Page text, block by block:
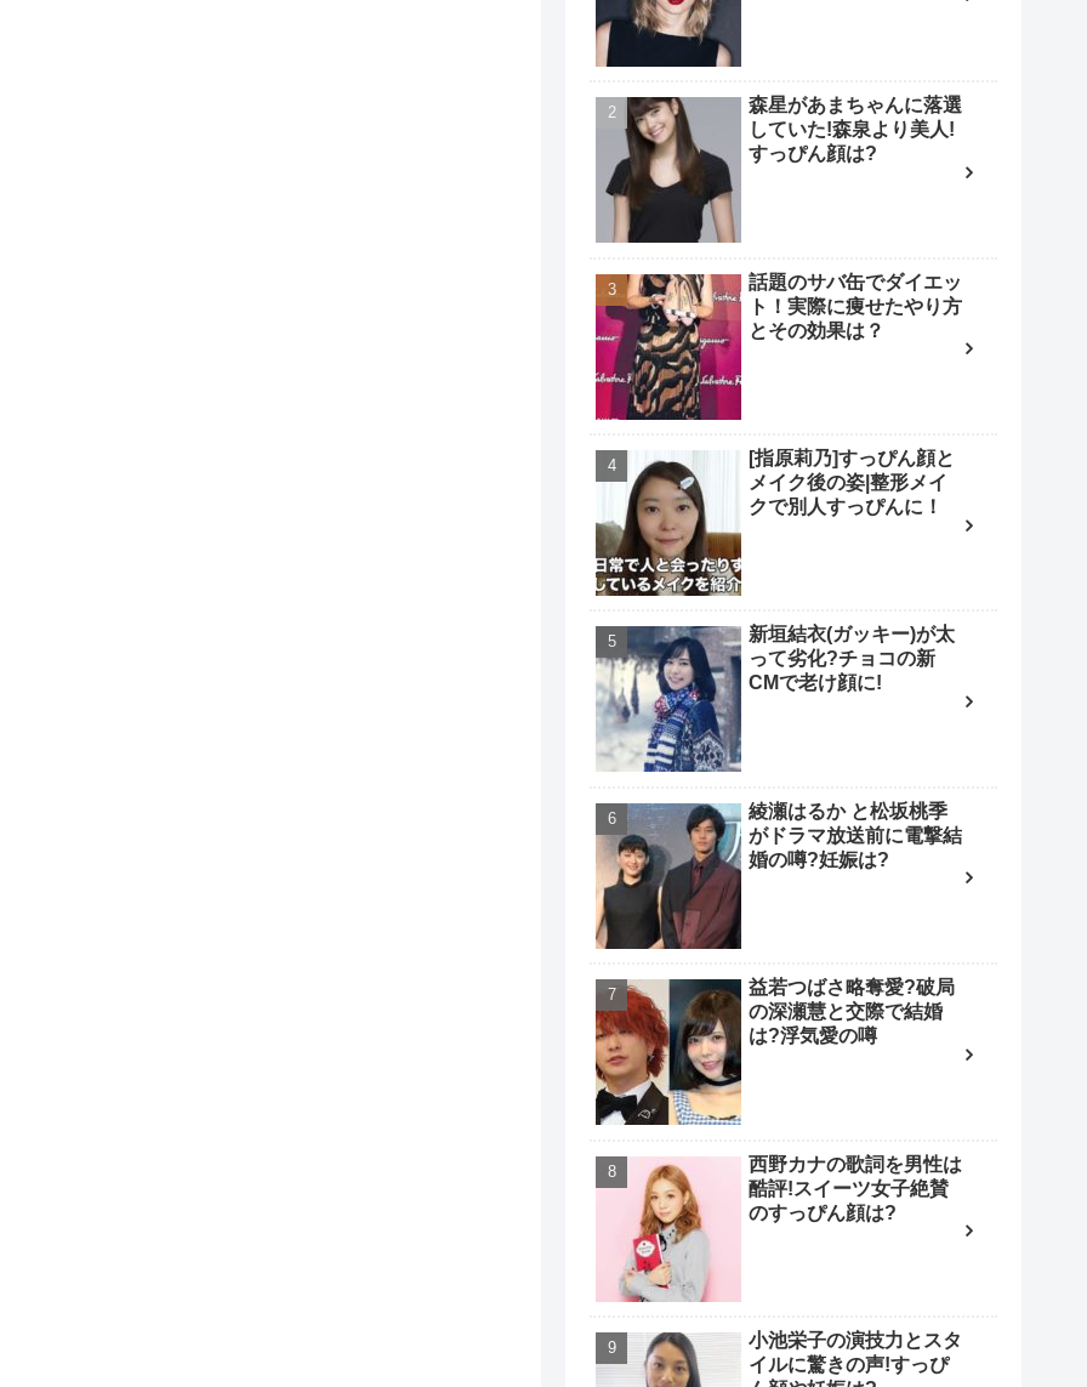
森星があまちゃんに落選
していた!森泉より美人!
すっぴん顔は?
話題のサバ缶でダイエッ
ト！実際に痩せたやり方
とその効果は？
[指原莉乃]すっぴん顔と
メイク後の姿|整形メイ
クで別人すっぴんに！
新垣結衣(ガッキー)が太
って劣化?チョコの新
CMで老け顔に!
綾瀬はるか と松坂桃季
がドラマ放送前に電撃結
婚の噂?妊娠は?
益若つばさ略奪愛?破局
の深瀬慧と交際で結婚
は?浮気愛の噂
西野カナの歌詞を男性は
酷評!スイーツ女子絶賛
のすっぴん顔は?
小池栄子の演技力とスタ
イルに驚きの声!すっぴ